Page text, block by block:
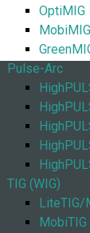
OptiMIG
MobiMIG
Pulse-Arc
TIG (WIG)
LiteTIG/